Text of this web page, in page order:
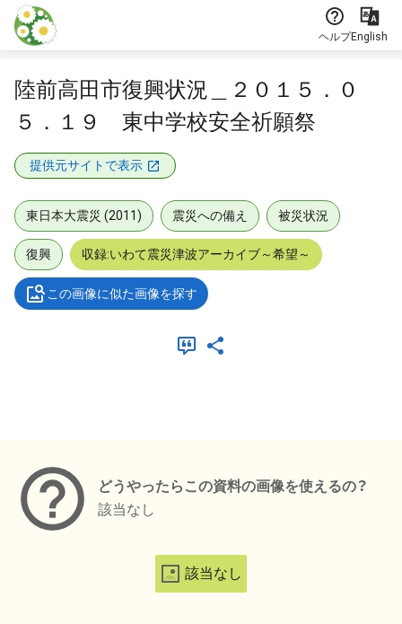
本文に飛ぶ
ヘルプEnglish
陸前高田市復興状況＿２０１５．０
５．１９ 東中学校安全祈願祭
提供元サイトで表示
東日本大震災 (2011) 震災への備え 被災状況
復興 収録:いわて震災津波アーカイブ～希望～
この画像に似た画像を探す
どうやったらこの資料の画像を使えるの？
該当なし
該当なし